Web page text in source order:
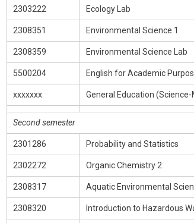
2303222 Ecology Lab
2308351 Environmental Science 1
2308359 Environmental Science Lab
5500204 English for Academic
xxxxxxx General Education
Second semester
2301286 Probability and Statistics
2302272 Organic Chemistry 2
2308317 Aquatic Environmental
2308320 Introduction to Hazardous